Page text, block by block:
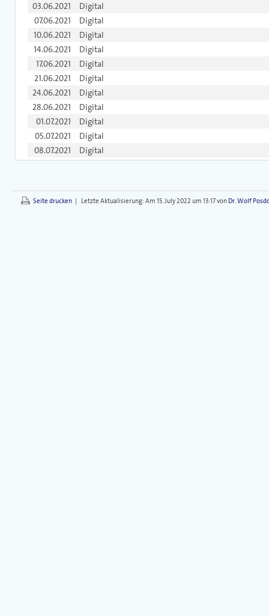
03.06.2021
Digital
07.06.2021
Digital
10.06.2021
Digital
14.06.2021
Digital
17.06.2021
Digital
21.06.2021
Digital
24.06.2021
Digital
28.06.2021
Digital
01.07.2021
Digital
05.07.2021
Digital
08.07.2021
Digital
Seite drucken | Letzte Aktualisierung:Am 15. July 2022 um 13:17 von Dr. Wolf